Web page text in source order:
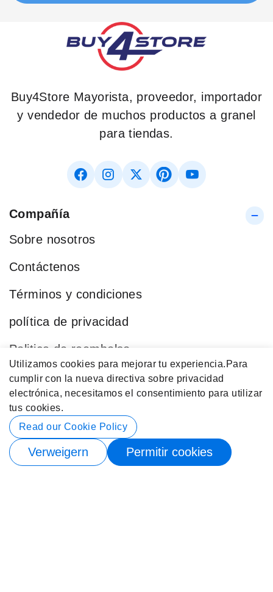
Utilizamos cookies para mejorar tu experiencia. Para
cumplir con la nueva directiva sobre privacidad
electrónica, necesitamos el consentimiento para utilizar
tus cookies.
Read our Cookie Policy
Verweigern Permitir cookies
Buy4Store Mayorista, proveedor, importador
y vendedor de muchos productos a granel
para tiendas.
Compañía
Sobre nosotros
Contáctenos
Términos y condiciones
política de privacidad
Politica de reembolso
Blog
Categorías Populares
Datos de contacto
© 2026 Buy4Store. Reservados Todos los Derechos.